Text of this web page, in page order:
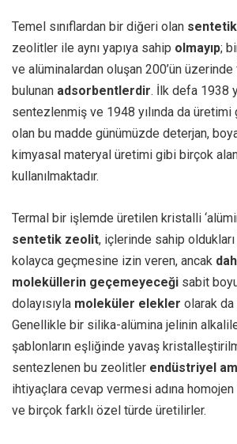
Temel sınıflardan bir diğeri olan
zeolitler ile aynı yapıya sahip olmayıp;
ve alüminalardan oluşan 200’ün üzerinde
bulunan adsorbentlerdir. İlk defa 1938
sentezlenmiş ve 1948 yılında da
olan bu madde günümüzde deterjan,
kimyasal materyal üretimi gibi birçok
kullanılmaktadır.
Termal bir işlemde üretilen kristalli
sentetik zeolit, içlerinde sahip
kolayca geçmesine izin veren, ancak
moleküllerin geçemeyeceği sabit
dolayısıyla moleküler elekler olarak da
Genellikle bir silika-alümina jelinin
şablonların eşliğinde yavaş
sentezlenen bu zeolitler endüstriyel
ihtiyaçlara cevap vermesi adına
ve birçok farklı özel türde üretilirler.